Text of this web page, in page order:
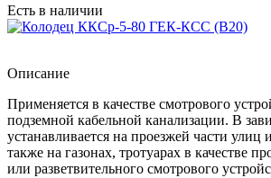
Есть в наличии
Описание
Применяется в качестве смотрового
подземной кабельной канализации. В
устанавливается на проезжей части улиц
также на газонах, тротуарах в качестве
или разветвительного смотрового